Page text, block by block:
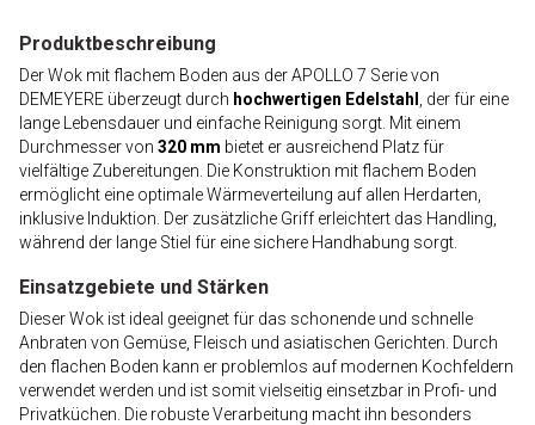
Produktbeschreibung
Der Wok mit flachem Boden aus der APOLLO 7 Serie von
DEMEYERE überzeugt durch hochwertigen Edelstahl
, der für eine
lange Lebensdauer und einfache Reinigung sorgt. Mit einem
Durchmesser von 320 mm bietet er ausreichend Platz für
vielfältige Zubereitungen. Die Konstruktion mit flachem Boden
ermöglicht eine optimale Wärmeverteilung auf allen Herdarten,
inklusive Induktion. Der zusätzliche Griff erleichtert das Handling,
während der lange Stiel für eine sichere Handhabung sorgt.
Einsatzgebiete und Stärken
Dieser Wok ist ideal geeignet für das schonende und schnelle
Anbraten von Gemüse, Fleisch und asiatischen Gerichten. Durch
den flachen Boden kann er problemlos auf modernen Kochfeldern
verwendet werden und ist somit vielseitig einsetzbar in Profi- und
Privatküchen. Die robuste Verarbeitung macht ihn besonders